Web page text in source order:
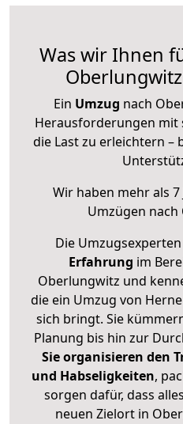
Was wir Ihnen
Ein Umzug nach
Herausforderungen mit
die Last zu erleichtern –
Wir haben mehr als
Umzügen nach
Die
Erfahrung im
Oberlungwitz und
die ein Umzug von
sich bringt. Sie
Planung bis hin zur
Sie organisieren den
und Habseligkeiten,
sorgen dafür, dass
neuen Zielort in